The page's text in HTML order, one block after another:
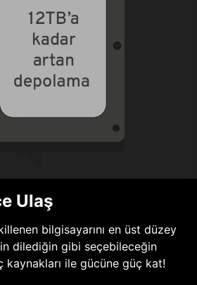
Ulaş
bilgisayarını en üst düzey
dilediğin gibi seçebileceğin
kaynakları ile gücüne güç kat!